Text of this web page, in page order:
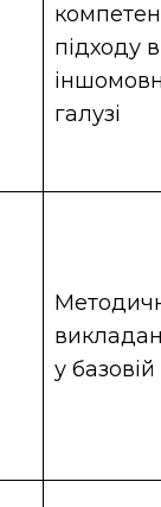
підходу
галузі
у базовій